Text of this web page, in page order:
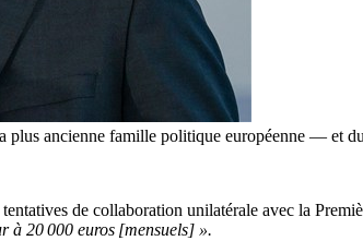
ancienne famille politique européenne — et
de collaboration unilatérale avec la
à 20 000 euros [mensuels] ».